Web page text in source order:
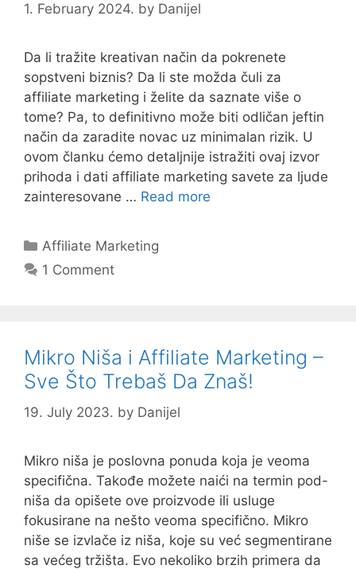
1. February 2024. by Danijel
Da li tražite kreativan način da pokrenete
sopstveni biznis? Da li ste možda čuli za
affiliate marketing i želite da saznate više o
tome? Pa, to definitivno može biti odličan jeftin
način da zaradite novac uz minimalan rizik. U
ovom članku ćemo detaljnije istražiti ovaj izvor
prihoda i dati affiliate marketing savete za ljude
zainteresovane … Read more
Categories
Affiliate Marketing
1 Comment
Mikro Niša i Affiliate Marketing –
Sve Što Trebaš Da Znaš!
19. July 2023. by Danijel
Mikro niša je poslovna ponuda koja je veoma
specifična. Takođe možete naići na termin pod-
niša da opišete ove proizvode ili usluge
fokusirane na nešto veoma specifično. Mikro
niše se izvlače iz niša, koje su već segmentirane
sa većeg tržišta. Evo nekoliko brzih primera da